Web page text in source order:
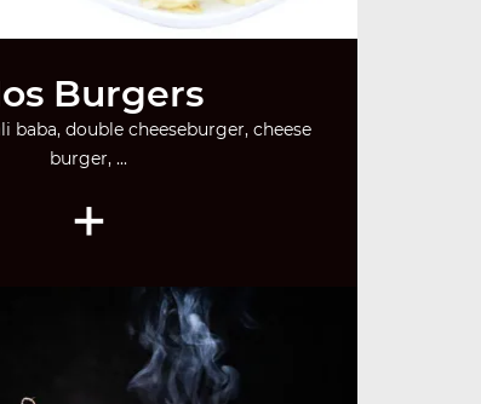
Burgers
baba, double cheeseburger, cheese
burger, ...
+